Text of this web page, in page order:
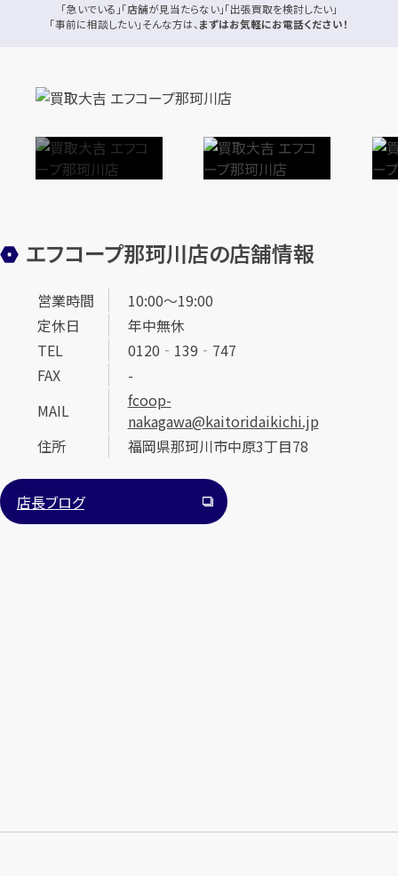
「急いでいる」「店舗が見当たらない」「出張買取を検討したい」
「事前に相談したい」そんな方は、 まずはお気軽にお電話ください！
エフコープ那珂川店の店舗情報
営業時間
10:00～19:00
定休日
年中無休
TEL
0120‐139‐747
FAX
-
MAIL
fcoop-
nakagawa@kaitoridaikichi.jp
住所
福岡県那珂川市中原3丁目78
店長ブログ